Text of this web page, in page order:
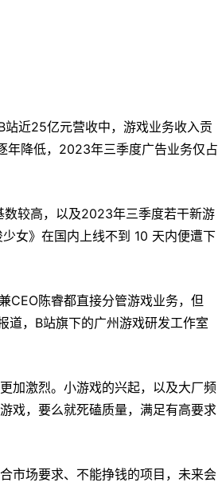
近25亿元营收中，游戏业务收入贡
年降低，2023年三季度广告业务仅占
较高，以及2023年三季度若干新游
女》在国内上线不到 10 天内便遭下
CEO陈睿都直接分管游戏业务，但
道，B站旗下的广州游戏研发工作室
加激烈。小游戏的兴起，以及大厂频
戏，要么就死磕质量，满足有高要求
市场要求、不能挣钱的项目，未来会